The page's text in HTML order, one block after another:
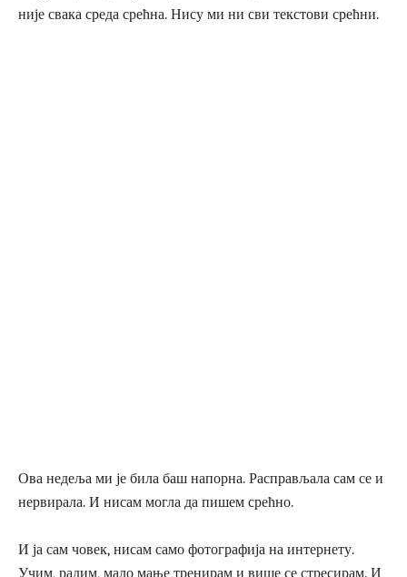
није свака среда срећна. Нису ми ни сви текстови срећни.
Ова недеља ми је била баш напорна. Расправљала сам се и
нервирала. И нисам могла да пишем срећно.
И ја сам човек, нисам само фотографија на интернету.
Учим, радим, мало мање тренирам и више се стресирам. И